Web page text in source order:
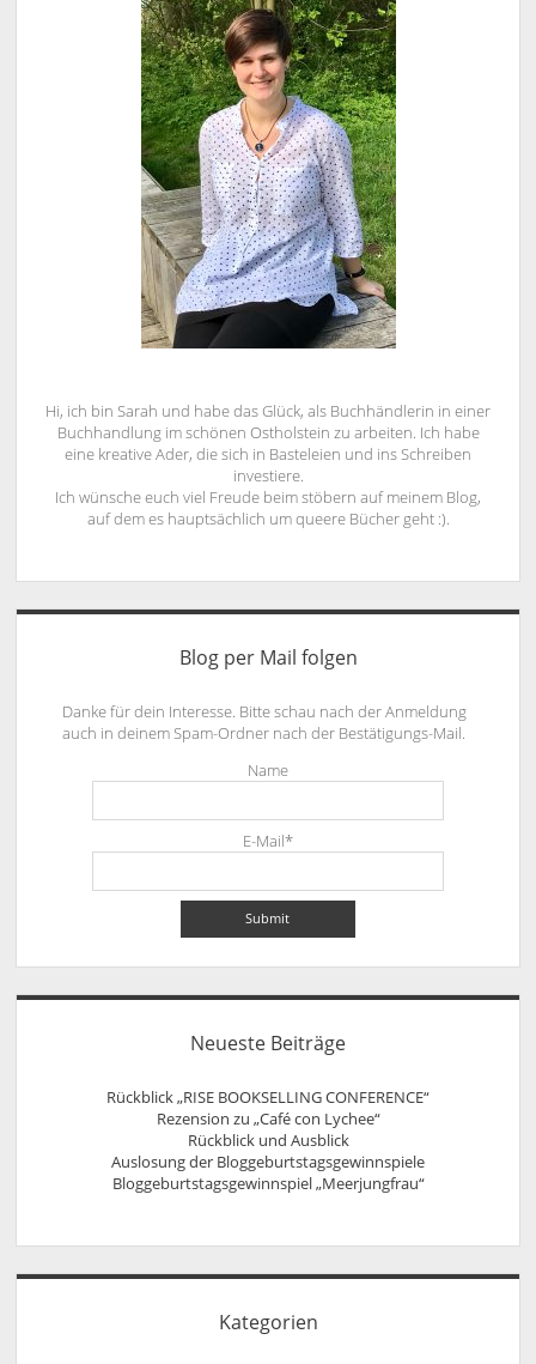
Hi, ich bin Sarah und habe das Glück, als Buchhändlerin in einer
Buchhandlung im schönen Ostholstein zu arbeiten. Ich habe
eine kreative Ader, die sich in Basteleien und ins Schreiben
investiere.
Ich wünsche euch viel Freude beim stöbern auf meinem Blog,
auf dem es hauptsächlich um queere Bücher geht :).
Blog per Mail folgen
Danke für dein Interesse. Bitte schau nach der Anmeldung
auch in deinem Spam-Ordner nach der Bestätigungs-Mail.
Name
E-Mail*
Neueste Beiträge
Rückblick „RISE BOOKSELLING CONFERENCE“
Rezension zu „Café con Lychee“
Rückblick und Ausblick
Auslosung der Bloggeburtstagsgewinnspiele
Bloggeburtstagsgewinnspiel „Meerjungfrau“
Kategorien